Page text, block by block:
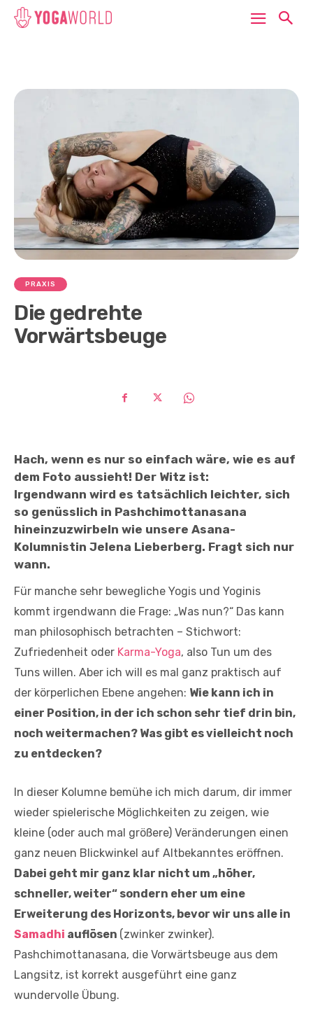
PRAXIS
Die gedrehte
Vorwärtsbeuge
Hach, wenn es nur so einfach wäre, wie es auf
dem Foto aussieht! Der Witz ist:
Irgendwann wird es tatsächlich leichter, sich
so genüsslich in Pashchimottanasana
hineinzuzwirbeln wie unsere Asana-
Kolumnistin Jelena Lieberberg. Fragt sich nur
wann.
Für manche sehr bewegliche Yogis und Yoginis
kommt irgendwann die Frage: „Was nun?“ Das kann
man philosophisch betrachten – Stichwort:
Zufriedenheit oder Karma-Yoga, also Tun um des
Tuns willen. Aber ich will es mal ganz praktisch auf
der körperlichen Ebene angehen: Wie kann ich in
einer Position, in der ich schon sehr tief drin bin,
noch weitermachen? Was gibt es vielleicht noch
zu entdecken?
In dieser Kolumne bemühe ich mich darum, dir immer
wieder spielerische Möglichkeiten zu zeigen, wie
kleine (oder auch mal größere) Veränderungen einen
ganz neuen Blickwinkel auf Altbekanntes eröffnen.
Dabei geht mir ganz klar nicht um „höher,
schneller, weiter“ sondern eher um eine
Erweiterung des Horizonts, bevor wir uns alle in
Samadhi auflösen (zwinker zwinker).
Pashchimottanasana, die Vorwärtsbeuge aus dem
Langsitz, ist korrekt ausgeführt eine ganz
wundervolle Übung.